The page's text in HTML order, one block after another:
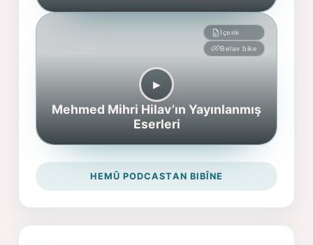
İçerik
Belav bike
▶︎
Mehmed Mihri Hilav’ın Yayınlanmış
Eserleri
HEMÛ PODCASTAN BIBÎNE